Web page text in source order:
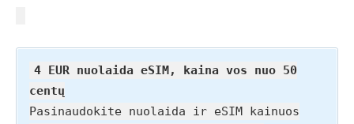
4 EUR nuolaida eSIM, kaina vos nuo 50
centų
Pasinaudokite nuolaida ir eSIM kainuos